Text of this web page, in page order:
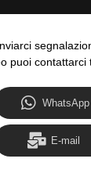
puoi contattarci
WhatsApp
E-mail